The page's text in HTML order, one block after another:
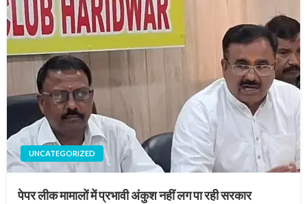
UNCATEGORIZED
पेपर लीक मामालों में प्रभावी अंकुश नहीं लग पा रही सरकार